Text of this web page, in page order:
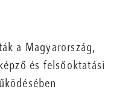
a Magyarország,
és felsőoktatási